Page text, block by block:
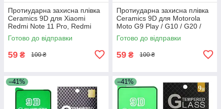
Протиударна захисна плівка
Ceramics 9D для Xiaomi
Redmi Note 11 Pro, Redmi
Note 11 Pro Plus, Redmi Note
11E Pro з чорною рамкою,
Готово до відправки
59 ₴ 100 ₴
Протиударна захисна плівка
Ceramics 9D для Motorola
Moto G9 Play / G10 / G20 /
G30 / G50 4G з чорною
рамкою. глянцева
Готово до відправки
59 ₴ 100 ₴
–41% –41%